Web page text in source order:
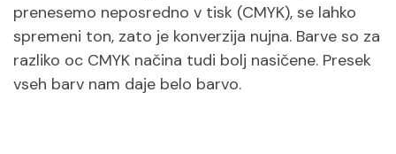
prenesemo neposredno v tisk (CMYK), se lahko
spremeni ton, zato je konverzija nujna. Barve so za
razliko oc CMYK načina tudi bolj nasičene. Presek
vseh barv nam daje belo barvo.